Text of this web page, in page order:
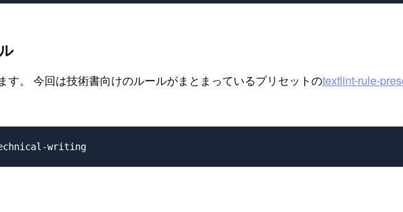
す。 今回は技術書向けのルールがまとまっているプリセットのtextlint-rule-